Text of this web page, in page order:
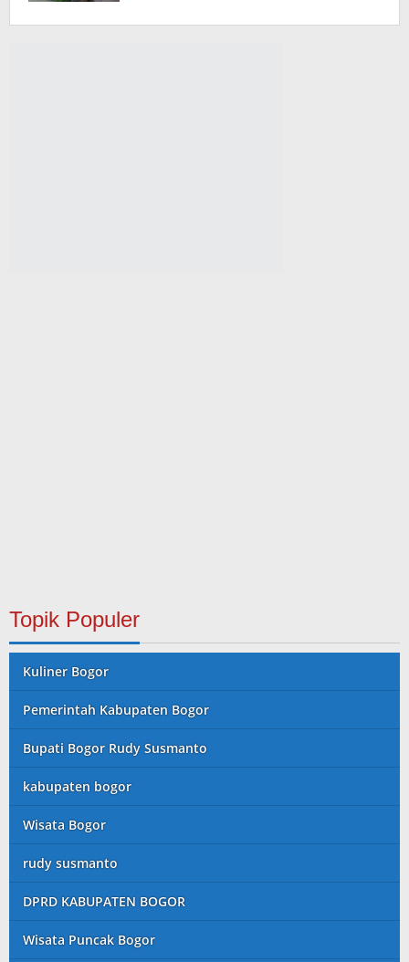
Topik Populer
Kuliner Bogor
Pemerintah Kabupaten Bogor
Bupati Bogor Rudy Susmanto
kabupaten bogor
Wisata Bogor
rudy susmanto
DPRD KABUPATEN BOGOR
Wisata Puncak Bogor